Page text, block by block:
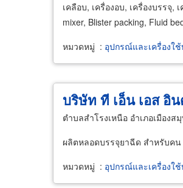
เคลือบ, เครื่องอบ, เครื่องบรรจุ,
mixer, Blister packing, Fluid
หมวดหมู่ : อุปกรณ์และเครื่องใช้
บริษัท ที เอ็น เอส อิ
ตำบลสำโรงเหนือ อำเภอเมือง
ผลิตหลอดบรรจุยาฉีด สำหรับคน
หมวดหมู่ : อุปกรณ์และเครื่องใช้